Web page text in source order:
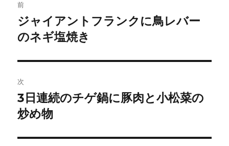
稿
ナ
ビ
ゲ
ー
シ
前
前
の
稿:
ジャイアントフランクに鳥レバー
のネギ塩焼き
次
次
の
稿:
3日連続のチゲ鍋に豚肉と小松菜の
炒め物